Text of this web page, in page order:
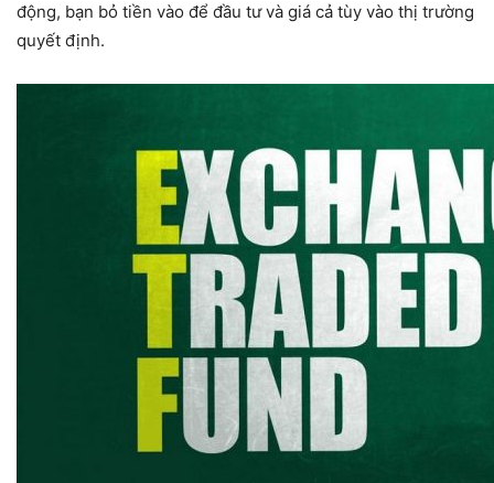
động, bạn bỏ tiền vào để đầu tư và giá cả tùy vào thị trường
quyết định.